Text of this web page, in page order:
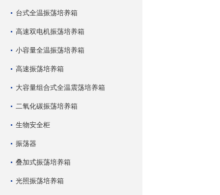
台式全温振荡培养箱
高速双电机振荡培养箱
小容量全温振荡培养箱
高速振荡培养箱
大容量组合式全温震荡培养箱
二氧化碳振荡培养箱
生物安全柜
振荡器
叠加式振荡培养箱
光照振荡培养箱